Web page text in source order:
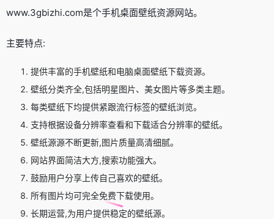
www.3gbizhi.com是个手机桌面壁纸资源网站。
主要特点:
提供丰富的手机壁纸和电脑桌面壁纸下载资源。
壁纸分类齐全,包括明星图片、美女图片等多类主题。
每类壁纸下均提供紧跟流行标签的壁纸浏览。
支持根据设备分辨率查看和下载适合分辨率的壁纸。
壁纸源源不断更新,图片质量高清细腻。
网站界面简洁大方,搜索功能强大。
鼓励用户分享上传自己喜欢的壁纸。
所有图片均可完全免费下载使用。
长期运营,为用户提供稳定的壁纸源。